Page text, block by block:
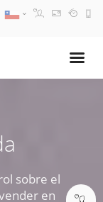
sobre el
en